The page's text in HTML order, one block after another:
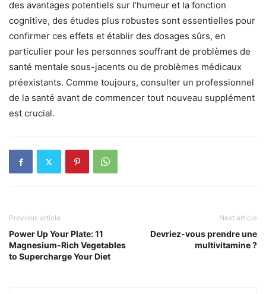
des avantages potentiels sur l’humeur et la fonction
cognitive, des études plus robustes sont essentielles pour
confirmer ces effets et établir des dosages sûrs, en
particulier pour les personnes souffrant de problèmes de
santé mentale sous-jacents ou de problèmes médicaux
préexistants. Comme toujours, consulter un professionnel
de la santé avant de commencer tout nouveau supplément
est crucial.
Previous article
Power Up Your Plate: 11
Magnesium-Rich Vegetables
to Supercharge Your Diet
Next article
Devriez-vous prendre une
multivitamine ?